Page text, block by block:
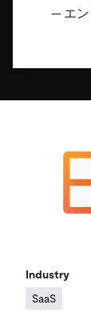
運用イ
Discord
PingCAP
Trust Hub
お客様のデ
エ
Industry
SaaS